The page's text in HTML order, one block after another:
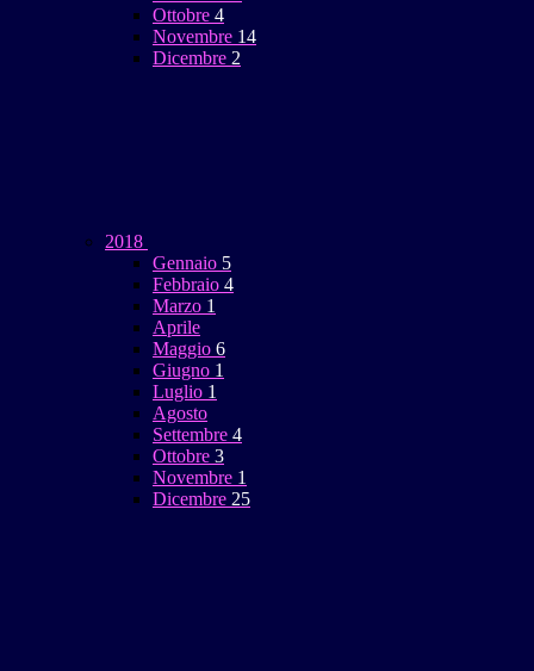
Ottobre 4
Novembre 14
Dicembre 2
2018
Gennaio 5
Febbraio 4
Marzo 1
Aprile
Maggio 6
Giugno 1
Luglio 1
Agosto
Settembre 4
Ottobre 3
Novembre 1
Dicembre 25